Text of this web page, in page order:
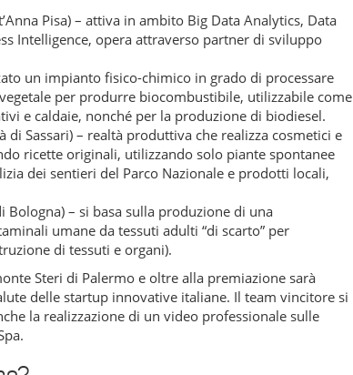
Pisa) – attiva in ambito Big Data Analytics, Data
Intelligence, opera attraverso partner di sviluppo
un impianto fisico-chimico in grado di processare
per produrre biocombustibile, utilizzabile come
e caldaie, nonché per la produzione di biodiesel.
di Sassari) – realtà produttiva che realizza cosmetici e
ricette originali, utilizzando solo piante spontanee
dei sentieri del Parco Nazionale e prodotti locali,
Bologna) – si basa sulla produzione di una
umane da tessuti adulti “di scarto” per
di tessuti e organi).
Steri di Palermo e oltre alla premiazione sarà
delle startup innovative italiane. Il team vincitore si
la realizzazione di un video professionale sulle